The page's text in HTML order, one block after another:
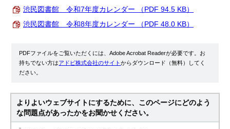
渋民図書館 令和7年度カレンダー （PDF 94.5 KB）
渋民図書館 令和8年度カレンダー （PDF 48.0 KB）
PDFファイルをご覧いただくには、Adobe Acrobat Readerが必要です。お
持ちでない方はアドビ株式会社のサイトからダウンロード（無料）してく
ださい。
よりよいウェブサイトにするために、このページにどのよう
な問題点があったかをお聞かせください。